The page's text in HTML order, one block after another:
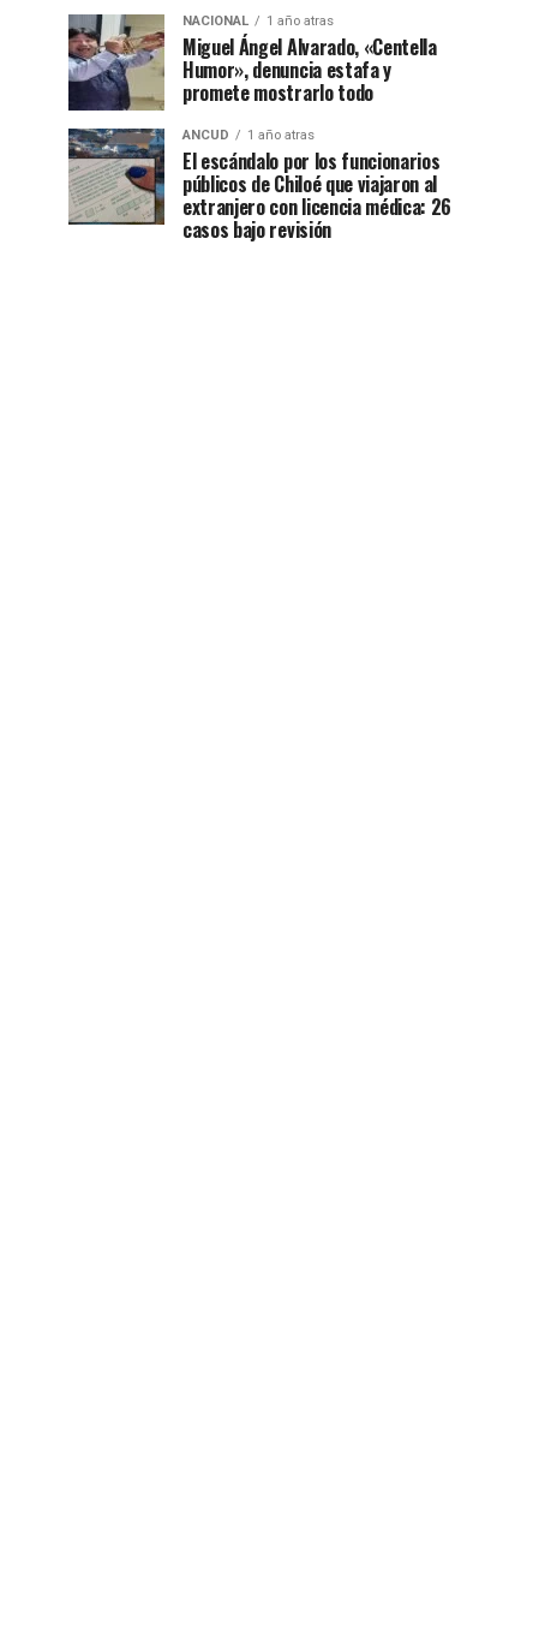
NACIONAL 1 año atras
Miguel Ángel Alvarado, «Centella
Humor», denuncia estafa y
promete mostrarlo todo
ANCUD 1 año atras
El escándalo por los funcionarios
públicos de Chiloé que viajaron al
extranjero con licencia médica: 26
casos bajo revisión